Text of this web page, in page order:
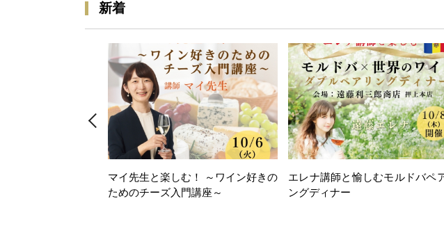
新着
マイ先生と楽しむ！ ～ワイン好きの
ためのチーズ入門講座～
エレナ講師と愉しむモルドバペ
ングディナー